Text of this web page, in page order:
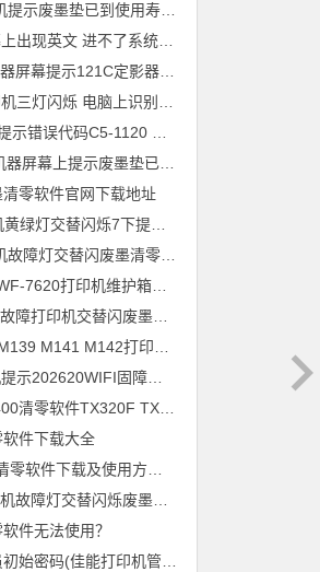
已到使用寿命通过清零快速解决问题
进不了系统 刷固件快速解决问题
121C定影器错误 快速解决方法
上识别ET-2700型号 刷固件快速解决问题
提示更换新的转印带装置 定影组件装置 快速解决方案
垫已到使用寿命用软件清零快速解决问题
零软件官网下载地址
闪烁7下提示5B00废墨清零教程
替闪废墨清零软件下载方法教程
维护箱寿命清零不识别墨盒远程刷机
交替闪废墨清零软件下载教程
印机屏幕显示电脑上识别机器型号为3020
固障维修教程
TX700w打印机废墨收集垫满
件下载大全
件下载及使用方法教程
烁废墨清零软件下载及使用方法教程
件无法使用？
能打印机管理员默认密码是什么？)